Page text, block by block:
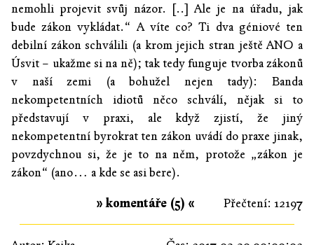
nemohli projevit svůj názor. [..] Ale je na úřadu, jak
bude zákon vykládat.“ A víte co? Ti dva géniové ten
debilní zákon schválili (a krom jejich stran ještě ANO a
Úsvit – ukažme si na ně); tak tedy funguje tvorba zákonů
v naší zemi (a bohužel nejen tady): Banda
nekompetentních idiotů něco schválí, nějak si to
představují v praxi, ale když zjistí, že jiný
nekompetentní byrokrat ten zákon uvádí do praxe jinak,
povzdychnou si, že je to na něm, protože „zákon je
zákon“ (ano… a kde se asi bere).
Přečtení: 12197
» komentáře (5) «